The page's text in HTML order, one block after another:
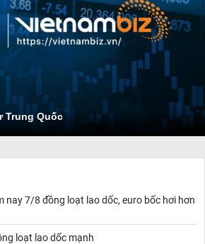
Trung Quốc
nay 7/8 đồng loạt lao dốc, euro bốc hơi hơn
loạt lao dốc mạnh